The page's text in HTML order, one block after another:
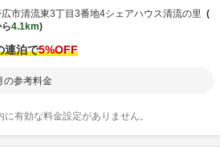
市清流東3丁目3番地4シェアハウス清流の里
4.1km
連泊で5%OFF
の参考料金
に有効な料金設定がありません。